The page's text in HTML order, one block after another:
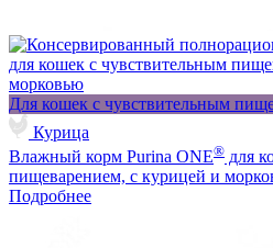
Для кошек с чувствительным
Курица
Влажный корм Purina ONE® для
пищеварением, с курицей и
Подробнее